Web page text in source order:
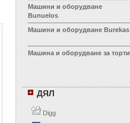
Машини и оборудване
Bunuelos
Машини и оборудване Burekas
Машина и оборудване за торти
Машина и оборудване за
канелони
ДЯЛ
Digg